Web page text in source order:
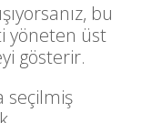
bu
yöneten üst
gösterir.
seçilmiş